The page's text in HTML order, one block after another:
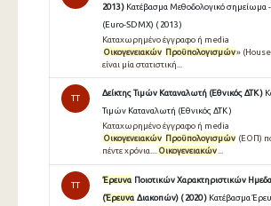
2013 ) Κατέβασμα Μεθοδολογικό σημείωμα -
(Euro-SDMX) ( 2013 )
Καταχωρημένο έγγραφο ή media
Οικογενειακών Προϋπολογισμών»
είναι μία στατιστική...
TT
Δείκτης Τιμών Καταναλωτή (Εθνικός ΔΤΚ )
Τιμών Καταναλωτή (Εθνικός ΔΤΚ )
Καταχωρημένο έγγραφο ή media
Οικογενειακών Προϋπολογισμών (ΕΟΠ)
πέντε χρόνια.... Οικογενειακών...
TT
Έρευνα Ποιοτικών Χαρακτηριστικών
(Έρευνα Διακοπών) ( 2020 ) Κατέβασμα